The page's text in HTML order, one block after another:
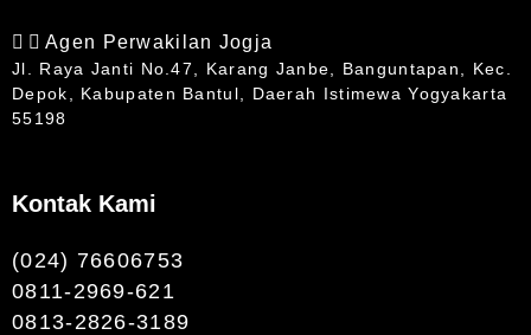
Agen Perwakilan Jogja
Jl. Raya Janti No.47, Karang Janbe, Banguntapan, Kec.
Depok, Kabupaten Bantul, Daerah Istimewa Yogyakarta
55198
Kontak Kami
(024) 76606753
0811-2969-621
0813-2826-3189